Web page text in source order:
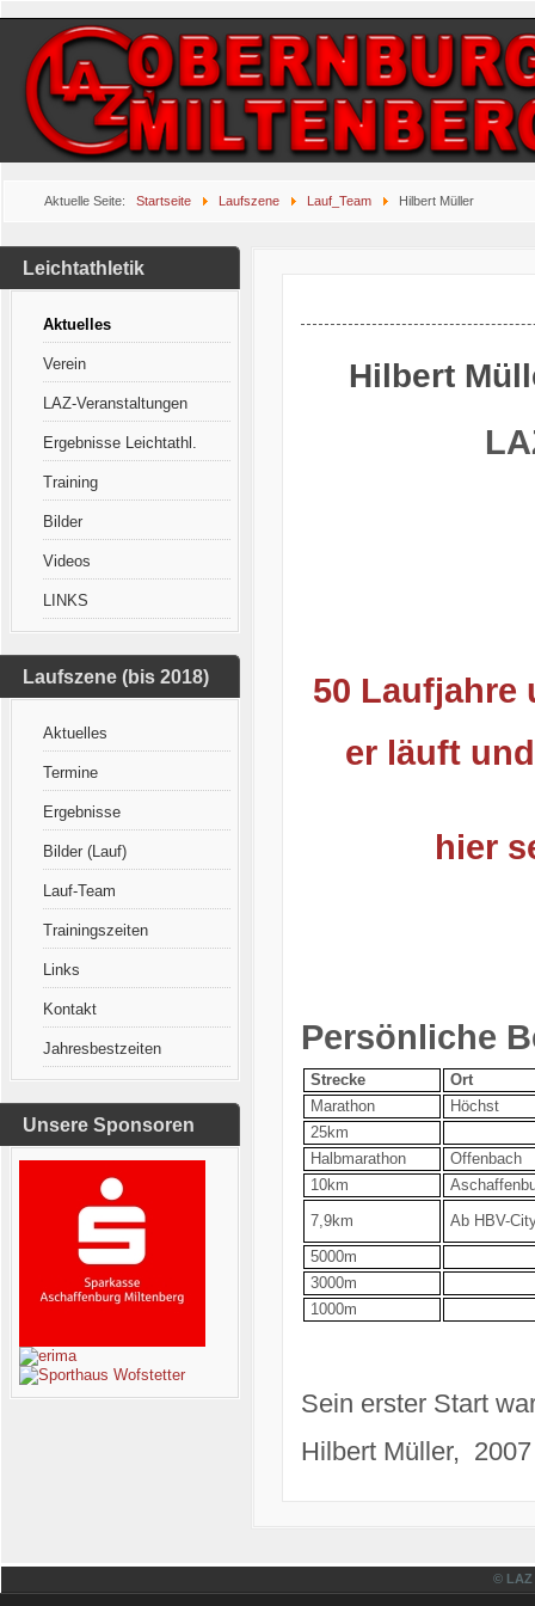
Aktuelle Seite: Startseite Laufszene Lauf_Team Hilbert Müller
Leichtathletik
Aktuelles
Verein
LAZ-Veranstaltungen
Ergebnisse Leichtathl.
Training
Bilder
Videos
LINKS
Laufszene (bis 2018)
Aktuelles
Termine
Ergebnisse
Bilder (Lauf)
Lauf-Team
Trainingszeiten
Links
Kontakt
Jahresbestzeiten
Unsere Sponsoren
Hilbert
50 Laufjahre
er läuft
hier
Persönliche
Strecke
Ort
Marathon
Höchst
25km
Halbmarathon
Offenbach
10km
7,9km
Ab HBV-
5000m
3000m
1000m
Sein erster Start
Hilbert Müller, 2007
© LAZ